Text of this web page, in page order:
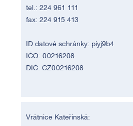
tel.: 224 961 111
fax: 224 915 413
ID datové schránky: piyj9b4
IČO: 00216208
DIČ: CZ00216208
Vrátnice Kateřinská: